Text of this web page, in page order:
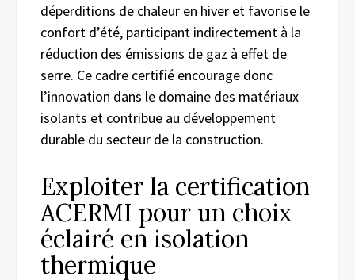
déperditions de chaleur en hiver et favorise le
confort d’été, participant indirectement à la
réduction des émissions de gaz à effet de
serre. Ce cadre certifié encourage donc
l’innovation dans le domaine des matériaux
isolants et contribue au développement
durable du secteur de la construction.
Exploiter la certification
ACERMI pour un choix
éclairé en isolation
thermique